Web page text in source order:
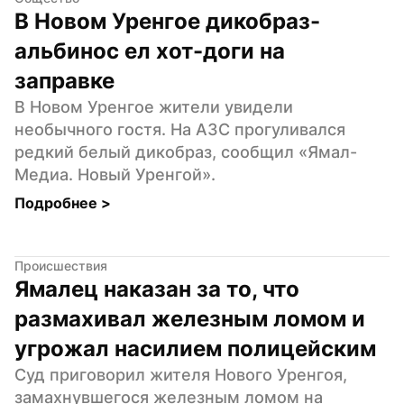
В Новом Уренгое дикобраз-
альбинос ел хот-доги на
заправке
В Новом Уренгое жители увидели
необычного гостя. На АЗС прогуливался
редкий белый дикобраз, сообщил «Ямал-
Медиа. Новый Уренгой».
Подробнее >
Происшествия
Ямалец наказан за то, что
размахивал железным ломом и
угрожал насилием полицейским
Суд приговорил жителя Нового Уренгоя,
замахнувшегося железным ломом на